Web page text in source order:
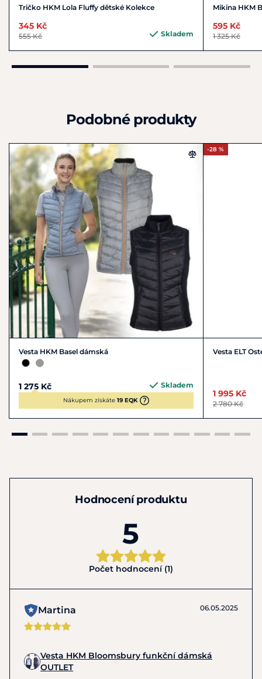
Tričko HKM Lola Fluffy dětské Kolekce
345 Kč
555 Kč Skladem
Mikina HKM
595 Kč
1 325 Kč
Podobné produkty
Vesta HKM Basel dámská
1 275 Kč Skladem
Nákupem získáte 19 EQK
-28 %
Vesta ELT
1 995 Kč
2 780 Kč
Hodnocení produktu
5
Počet hodnocení (1)
Martina 06.05.2025
Vesta HKM Bloomsbury funkční dámská
OUTLET